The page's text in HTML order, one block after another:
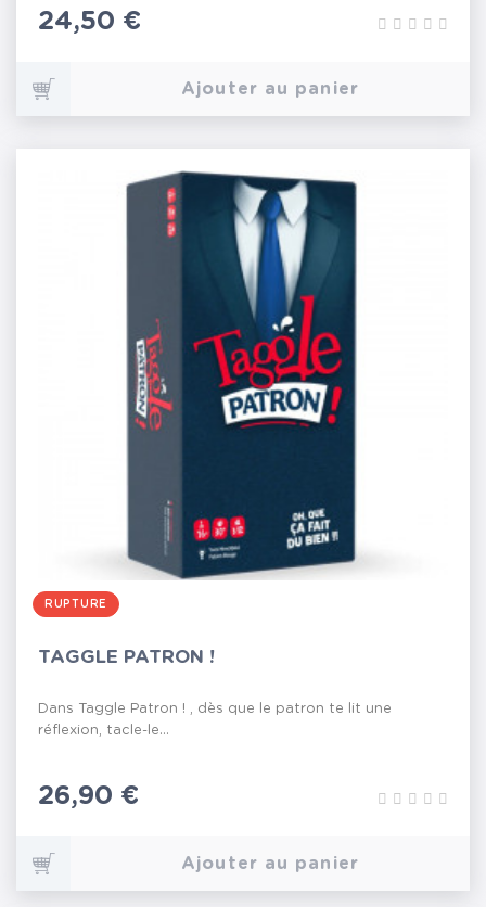
Prix
24,50 €
Ajouter au panier
RUPTURE
TAGGLE PATRON !
Dans Taggle Patron ! , dès que le patron te lit une
réflexion, tacle-le...
Prix
26,90 €
Ajouter au panier